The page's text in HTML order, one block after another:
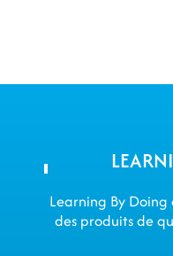
Learning By
des produits de